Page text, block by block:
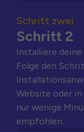
Schritt zwei
Schritt 2
Installiere deine
Folge den
Website oder
nur wenige
empfohlen.